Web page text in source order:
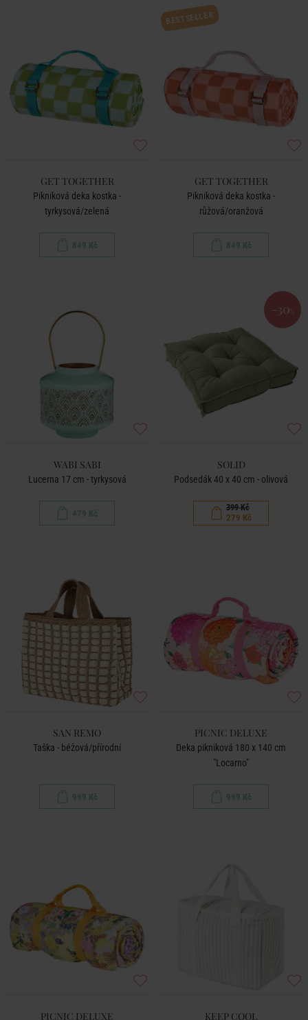
GET TOGETHER
Pikniková deka kostka -
tyrkysová/zelená
849 Kč
BESTSELLER
GET TOGETHER
Pikniková deka kostka -
růžová/oranžová
849 Kč
WABI SABI
Lucerna 17 cm - tyrkysová
479 Kč
-30 %
SOLID
Podsedák 40 x 40 cm - olivová
399 Kč
279 Kč
SAN REMO
Taška - béžová/přírodní
999 Kč
PICNIC DELUXE
Deka pikniková 180 x 140 cm
"Locarno"
999 Kč
PICNIC DELUXE KEEP COOL